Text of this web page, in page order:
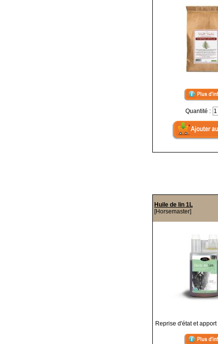
Quantité :
Huile de lin 1L
[Horsemaster]
Reprise d'état et